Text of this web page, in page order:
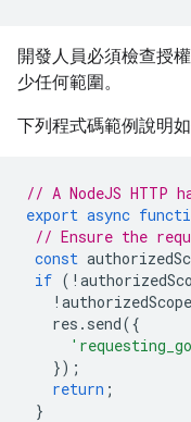
開發人員必須檢查授
少任何範圍。
下列程式碼範例說明
// A NodeJS
export async
// Ensure the
const
if ( !
!
res . send({
});
return ;
}